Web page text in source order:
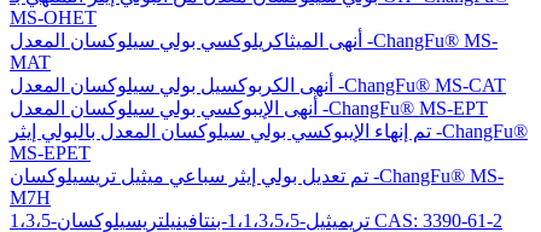
MS-OHET
أنهى الميثاكريلوكسي بولي سيلوكسان المعدل -ChangFu® MS-
MAT
أنهى الكربوكسيل بولي سيلوكسان المعدل -ChangFu® MS-CAT
أنهى الإيبوكسي بولي سيلوكسان المعدل -ChangFu® MS-EPT
تم إنهاء الإيبوكسي بولي سيلوكسان المعدل بالبولي إيثر -ChangFu®
MS-EPET
تم تعديل بولي إيثر سباعي ميثيل تريسيلوكسان -ChangFu® MS-
M7H
1،3،5-تريميثيل-1،1،3،5،5-بنتافينيلتريسيلوكسان CAS: 3390-61-2